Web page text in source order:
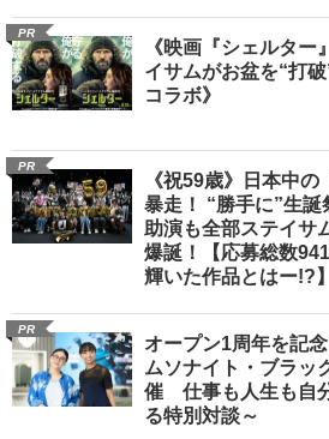
PR
《映画『シェルタ
イサムがお盆を“打
コラボ》
PR
《祝59歳》日本中
暴走！ “勝手に”生
助演も全部ステイサ
爆誕！【応募総数
輝いた作品とはー!?】
PR
オープン1周年を記
ムソナイト・ブラッ
催 仕事も人生も自
る特別対談～